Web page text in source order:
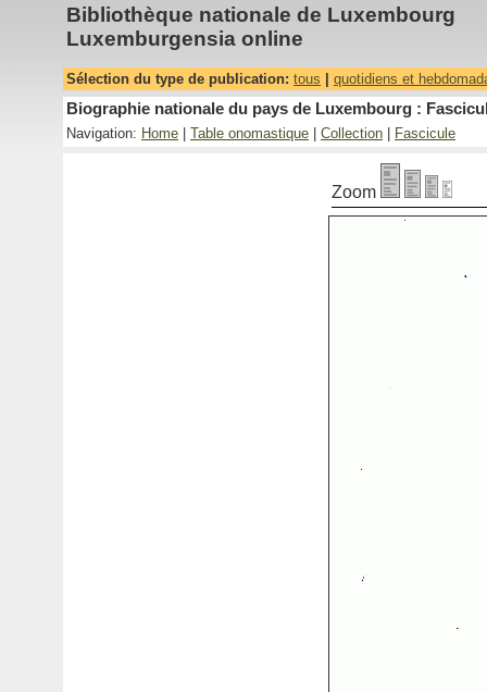
Bibliothèque nationale de Luxembourg
Luxemburgensia online
Sélection du type de publication: tous quotidiens et
Biographie nationale du pays de Luxembourg :
Navigation: Home Table onomastique Collection Fascicule
Zoom